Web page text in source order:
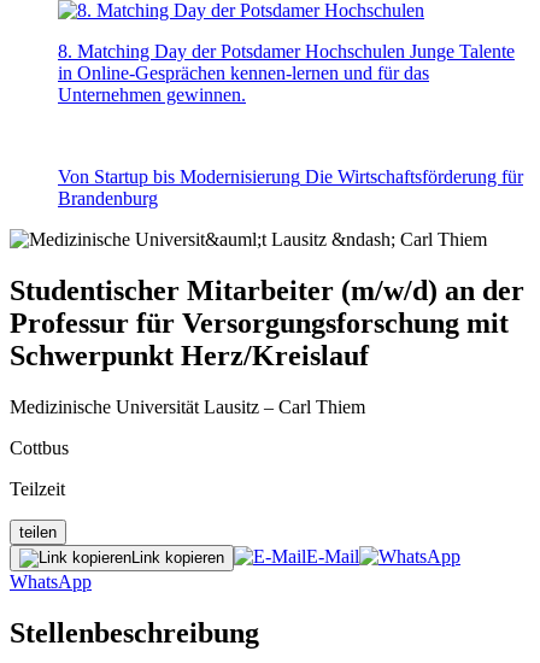
8. Matching Day der Potsdamer Hochschulen Junge Talente
in Online-Gesprächen kennen-lernen und für das
Unternehmen gewinnen.
Von Startup bis Modernisierung Die Wirtschaftsförderung für
Brandenburg
Studentischer Mitarbeiter (m/w/d) an der
Professur für Versorgungsforschung mit
Schwerpunkt Herz/Kreislauf
Medizinische Universität Lausitz – Carl Thiem
Cottbus
Teilzeit
teilen
Link kopieren
E-Mail
WhatsApp
Stellenbeschreibung